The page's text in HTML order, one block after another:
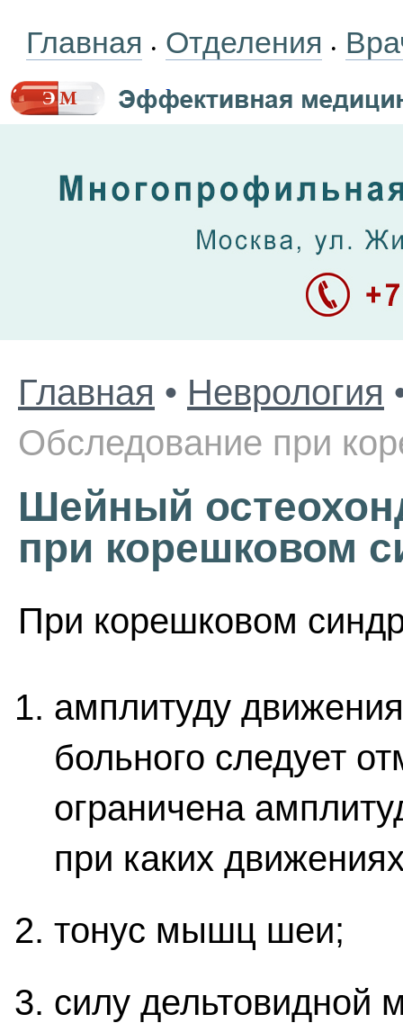
Главная • Отделения •
Главная • Неврология
Обследование при
Шейный
при корешковом
При корешковом
амплитуду
больного следует
ограничена
при каких
тонус мышц шеи;
силу